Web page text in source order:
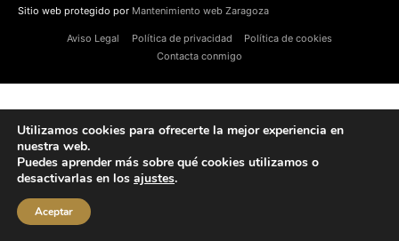
Sitio web protegido por Mantenimiento web Zaragoza
Aviso Legal Política de privacidad
Política de cookies
Contacta conmigo
Utilizamos cookies para ofrecerte la mejor experiencia en
nuestra web.
Puedes aprender más sobre qué cookies utilizamos o
desactivarlas en los ajustes.
Aceptar